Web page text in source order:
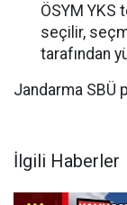
ÖSYM YKS
seçilir,
tarafından
Jandarma SBÜ
İlgili Haberler